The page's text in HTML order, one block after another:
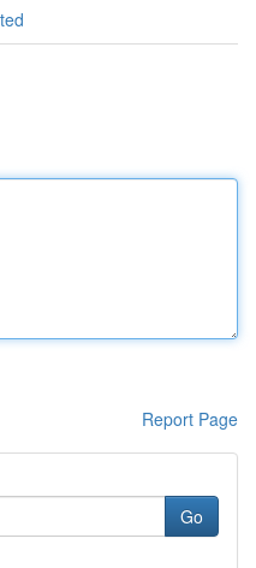
Report Page
Go